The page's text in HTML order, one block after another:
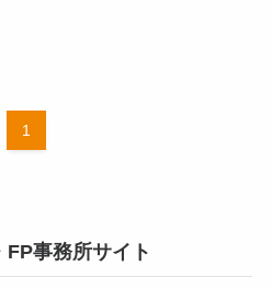
1
事務所サイト